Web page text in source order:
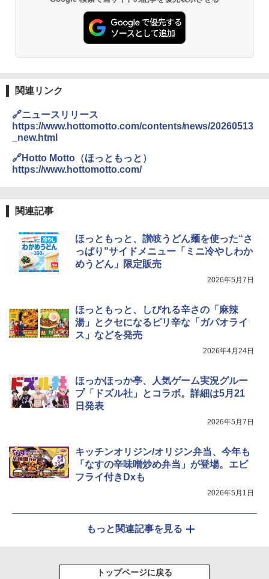
関連リンク
🔗ニュースリリース
https://www.hottomotto.com/contents/news/20260513
_new.html
🔗Hotto Motto（ほっともっと）
https://www.hottomotto.com/
関連記事
ほっともっと、讃岐うどん麺を使った“さ
っぱり”サイドメニュー「ミニ冷やしわか
めうどん」限定販売
2026年5月7日
ほっともっと、しびれる辛さの「麻辣
湯」とクセになるピリ辛な「ガパオライ
ス」などを発売
2026年4月24日
ほっかほっか亭、人気ゲーム実況グルー
プ「ドズル社」とコラボ。詳細は5月21
日発表
2026年5月7日
キッチンオリジン/オリジン弁当、今年も
「なすの辛味噌炒め弁当」が登場。エビ
フライ付きDxも
2026年5月1日
もっと関連記事を見る
トップページに戻る